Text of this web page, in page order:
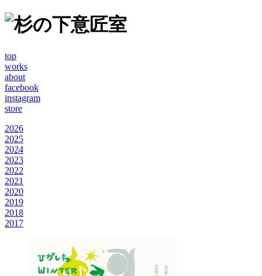
top
works
about
facebook
instagram
store
2026
2025
2024
2023
2022
2021
2020
2019
2018
2017